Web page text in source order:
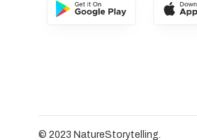
© 2023 NatureStorytelling.